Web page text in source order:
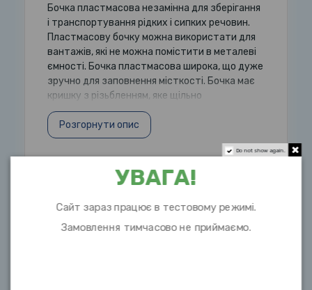
Бочка пластмасова незамінна для зберігання
і транспортування рідких і сипких речовин.
Пластмасову бочку можна використати для
вантажів, які не можна помістити в металеві
ємності. Бочка пластмасова широка, що дуже
зручно для заповнення місткості. Бочка має
кришку з різьбленням, яке щільно
Розгорнути опис
Do not show again.
УВАГА!
Сайт зараз працює в тестовому режимі.
Замовлення тимчасово не приймаємо.